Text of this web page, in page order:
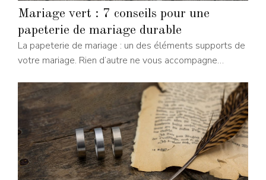
Mariage vert : 7 conseils pour une
papeterie de mariage durable
La papeterie de mariage : un des éléments supports de
votre mariage. Rien d’autre ne vous accompagne…